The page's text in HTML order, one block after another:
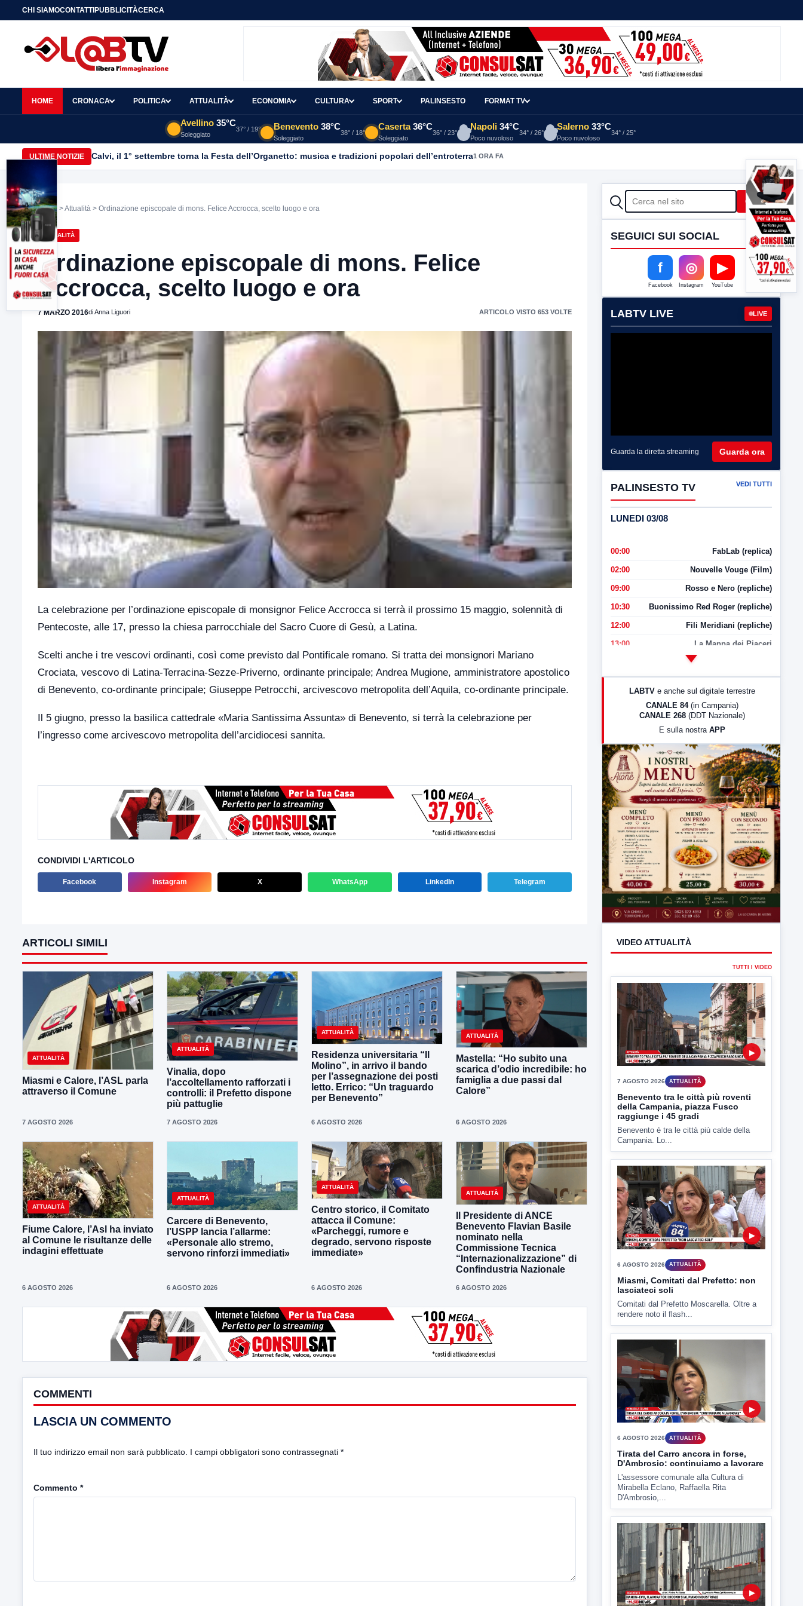
CHI SIAMOCONTATTIPUBBLICITÀCERCA
HOME CRONACA POLITICA ATTUALITÀ ECONOMIA CULTURA SPORT PALINSESTO FORMAT TV
Avellino 35°C
Soleggiato
37° / 19° Benevento 38°C
Soleggiato
38° / 18°
Caserta 36°C
Soleggiato
36° / 23°
Napoli 34°C
Poco nuvoloso
34° / 26°
Salerno 33°C
Poco nuvoloso
34° / 25°
ULTIME NOTIZIE Calvi, il 1° settembre torna la Festa dell’Organetto: musica e tradizioni popolari dell’entroterra1 ORA FA
Home >Attualità > Ordinazione episcopale di mons. Felice Accrocca, scelto luogo e ora
ATTUALITÀ
Ordinazione episcopale di mons. Felice
Accrocca, scelto luogo e ora
7 MARZO 2016di Anna Liguori ARTICOLO VISTO 653 VOLTE
La celebrazione per l’ordinazione episcopale di monsignor Felice Accrocca si terrà il prossimo 15 maggio, solennità di
Pentecoste, alle 17, presso la chiesa parrocchiale del Sacro Cuore di Gesù, a Latina.
Scelti anche i tre vescovi ordinanti, così come previsto dal Pontificale romano. Si tratta dei monsignori Mariano
Crociata, vescovo di Latina-Terracina-Sezze-Priverno, ordinante principale; Andrea Mugione, amministratore apostolico
di Benevento, co-ordinante principale; Giuseppe Petrocchi, arcivescovo metropolita dell’Aquila, co-ordinante principale.
Il 5 giugno, presso la basilica cattedrale «Maria Santissima Assunta» di Benevento, si terrà la celebrazione per
l’ingresso come arcivescovo metropolita dell’arcidiocesi sannita.
CONDIVIDI L'ARTICOLO
Facebook Instagram X WhatsApp LinkedIn Telegram
ARTICOLI SIMILI
ATTUALITÀ
Miasmi e Calore, l’ASL parla
attraverso il Comune
7 AGOSTO 2026
ATTUALITÀ
Vinalia, dopo
l’accoltellamento rafforzati i
controlli: il Prefetto dispone
più pattuglie
7 AGOSTO 2026
ATTUALITÀ
Residenza universitaria “Il
Molino”, in arrivo il bando
per l’assegnazione dei posti
letto. Errico: “Un traguardo
per Benevento”
6 AGOSTO 2026
ATTUALITÀ
Mastella: “Ho subito una
scarica d’odio incredibile: ho
famiglia a due passi dal
Calore”
6 AGOSTO 2026
ATTUALITÀ
Fiume Calore, l’Asl ha inviato
al Comune le risultanze delle
indagini effettuate
6 AGOSTO 2026
ATTUALITÀ
Carcere di Benevento,
l’USPP lancia l’allarme:
«Personale allo stremo,
servono rinforzi immediati»
6 AGOSTO 2026
ATTUALITÀ
Centro storico, il Comitato
attacca il Comune:
«Parcheggi, rumore e
degrado, servono risposte
immediate»
6 AGOSTO 2026
ATTUALITÀ
Il Presidente di ANCE
Benevento Flavian Basile
nominato nella
Commissione Tecnica
“Internazionalizzazione” di
Confindustria Nazionale
6 AGOSTO 2026
COMMENTI
LASCIA UN COMMENTO
Il tuo indirizzo email non sarà pubblicato. I campi obbligatori sono contrassegnati *
Commento *
CERCA Cerca
SEGUICI SUI SOCIAL
f
Facebook
◎
Instagram
▶
YouTube
LABTV LIVE LIVE
Guarda la diretta streaming Guarda ora
PALINSESTO TV VEDI TUTTI
LUNEDI 03/08
00:00 FabLab (replica)
02:00 Nouvelle Vouge (Film)
09:00 Rosso e Nero (repliche)
10:30 Buonissimo Red Roger (repliche)
12:00 Fili Meridiani (repliche)
13:00 La Mappa dei Piaceri
LabNews (Diretta)
23:00 LabNews (replica)
LABTV e anche sul digitale terrestre
CANALE 84 (in Campania)
CANALE 268 (DDT Nazionale)
E sulla nostra APP
VIDEO ATTUALITÀ
TUTTI I VIDEO
▶
7 AGOSTO 2026 ATTUALITÀ
Benevento tra le città più roventi
della Campania, piazza Fusco
raggiunge i 45 gradi
Benevento è tra le città più calde della
Campania. Lo...
▶
Miasmi, Comitati dal Prefetto: non
lasciateci soli
rendere noto il flash...
Tirata del Carro ancora in forse,
D'Ambrosio: continuiamo a lavorare
L'assessore comunale alla Cultura di
Mirabella Eclano, Raffaella Rita
D'Ambrosio,...